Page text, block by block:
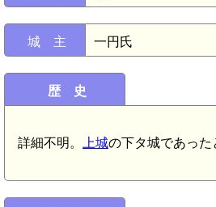
城 主 一円氏
歴 史
詳細不明。 上城の下タ城であった